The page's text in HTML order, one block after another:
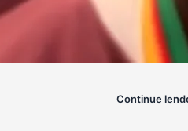
Continue